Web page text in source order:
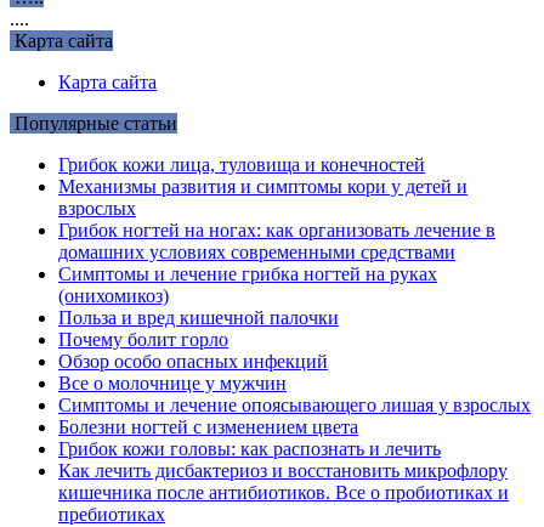
....
Карта сайта
Карта сайта
Популярные статьи
Грибок кожи лица, туловища и конечностей
Механизмы развития и симптомы кори у детей и
взрослых
Грибок ногтей на ногах: как организовать лечение в
домашних условиях современными средствами
Симптомы и лечение грибка ногтей на руках
(онихомикоз)
Польза и вред кишечной палочки
Почему болит горло
Обзор особо опасных инфекций
Все о молочнице у мужчин
Симптомы и лечение опоясывающего лишая у взрослых
Болезни ногтей с изменением цвета
Грибок кожи головы: как распознать и лечить
Как лечить дисбактериоз и восстановить микрофлору
кишечника после антибиотиков. Все о пробиотиках и
пребиотиках